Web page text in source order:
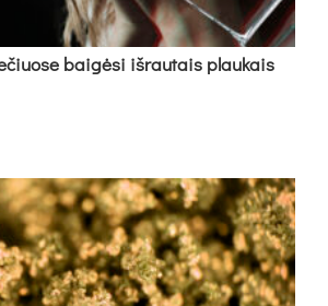
bai­gė­si iš­rau­tais plau­kais